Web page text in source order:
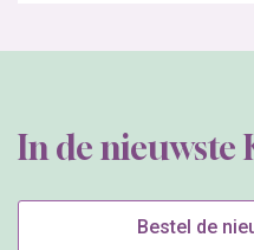
In de nieuwste
Bestel de